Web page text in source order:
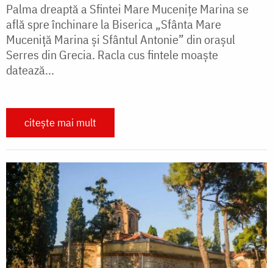
Palma dreaptă a Sfintei Mare Mucenițe Marina se
află spre închinare la Biserica „Sfânta Mare
Muceniță Marina și Sfântul Antonie” din orașul
Serres din Grecia. Racla cus fintele moaște
datează...
citește mai mult